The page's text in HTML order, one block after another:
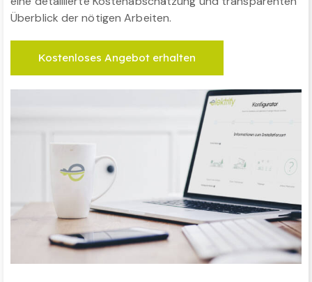
Überblick der nötigen Arbeiten.
Kostenloses Angebot erhalten